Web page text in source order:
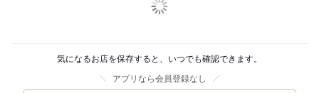
気になるお店を保存すると、いつでも確認できます。
アプリなら会員登録なし